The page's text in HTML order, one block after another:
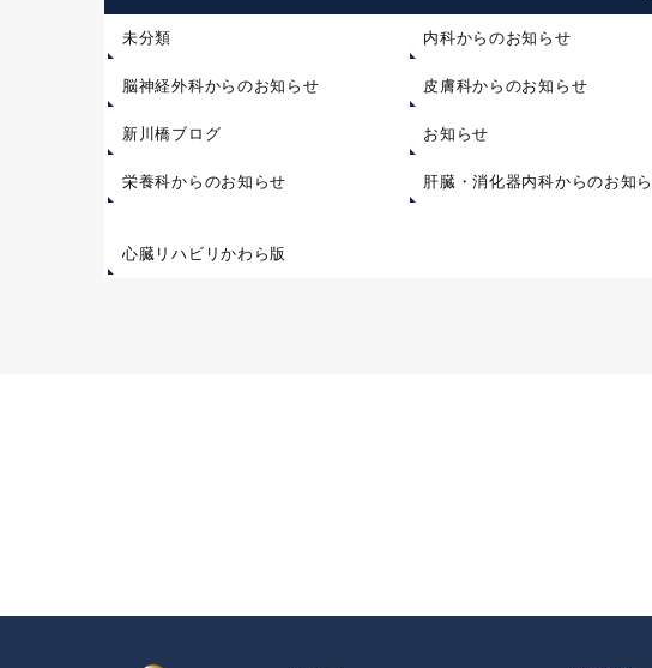
未分類 内科からのお知らせ
脳神経外科からのお知らせ 皮膚科からのお知らせ
新川橋ブログ お知らせ
栄養科からのお知らせ 肝臓・消化器内科からのお知
心臓リハビリかわら版